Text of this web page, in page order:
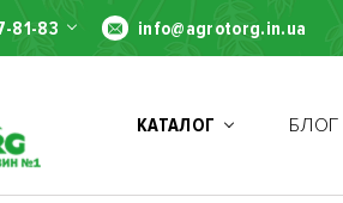
81-83 info@agrotorg.in.ua
КАТАЛОГ БЛОГ